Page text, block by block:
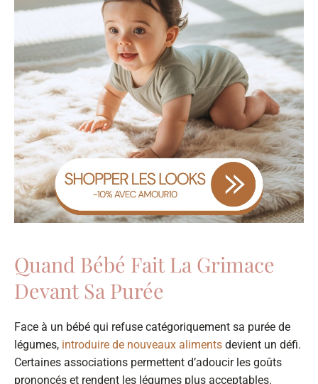
Quand Bébé Fait La Grimace
Devant Sa Purée
Face à un bébé qui refuse catégoriquement sa purée de
légumes, introduire de nouveaux aliments devient un défi.
Certaines associations permettent d’adoucir les goûts
prononcés et rendent les légumes plus acceptables.